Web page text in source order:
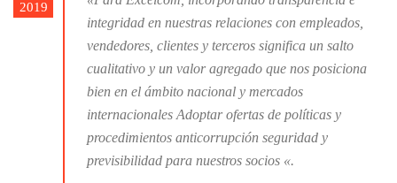
2019
integridad en nuestras relaciones con empleados,
vendedores, clientes y terceros significa un salto
cualitativo y un valor agregado que nos posiciona
bien en el ámbito nacional y mercados
internacionales Adoptar ofertas de políticas y
procedimientos anticorrupción seguridad y
previsibilidad para nuestros socios «.